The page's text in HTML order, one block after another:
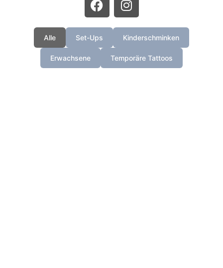
Alle Set-Ups Kinderschminken
Erwachsene Temporäre Tattoos